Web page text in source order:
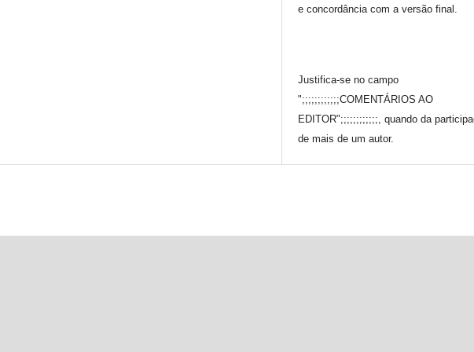
e concordância com a versão final.
Justifica-se no campo
";;;;;;;;;;;;COMENTÁRIOS AO
EDITOR";;;;;;;;;;;;, quando da
de mais de um autor.